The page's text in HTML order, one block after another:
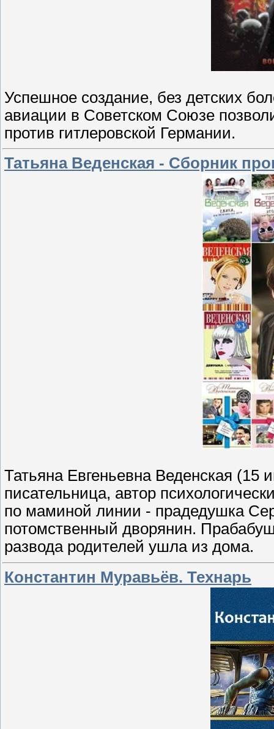
Успешное создание, без детских
авиации в Советском Союзе
против гитлеровской Германии.
Татьяна Веденская - Сборник
Татьяна Евгеньевна Веденская
писательница, автор
по маминой линии - прадедушка
потомственный дворянин.
развода родителей ушла из дома.
Константин Муравьёв. Технарь